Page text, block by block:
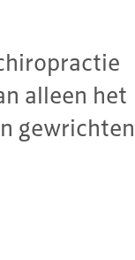
alleen het
gewrichten